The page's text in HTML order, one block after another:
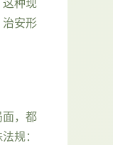
安形
，都
规：